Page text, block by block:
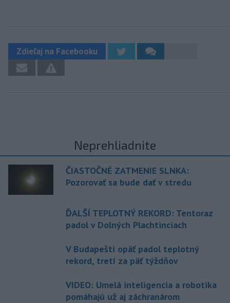
Zdieľaj na Facebooku
Neprehliadnite
ČIASTOČNÉ ZATMENIE SLNKA:
Pozorovať sa bude dať v stredu
ĎALŠÍ TEPLOTNÝ REKORD: Tentoraz
padol v Dolných Plachtinciach
V Budapešti opäť padol teplotný
rekord, tretí za päť týždňov
VIDEO: Umelá inteligencia a robotika
pomáhajú už aj záchranárom